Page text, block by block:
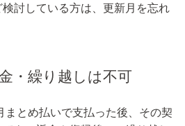
討している方は、更新月を忘れ
・繰り越しは不可
とめ払いで支払った後、その契